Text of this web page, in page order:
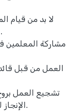
الإنجاز لدى المعلمين كما بينت نتائج هذه الدراسة.